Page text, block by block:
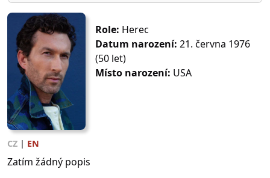
Role: Herec
Datum narození: 21. června 1976
(50 let)
Místo narození: USA
CZ | EN
Zatím žádný popis